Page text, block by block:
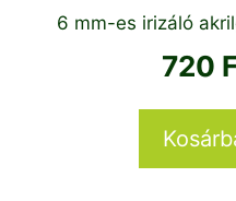
6 mm-es irizáló
720